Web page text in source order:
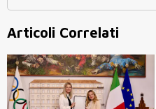
Articoli Correlati